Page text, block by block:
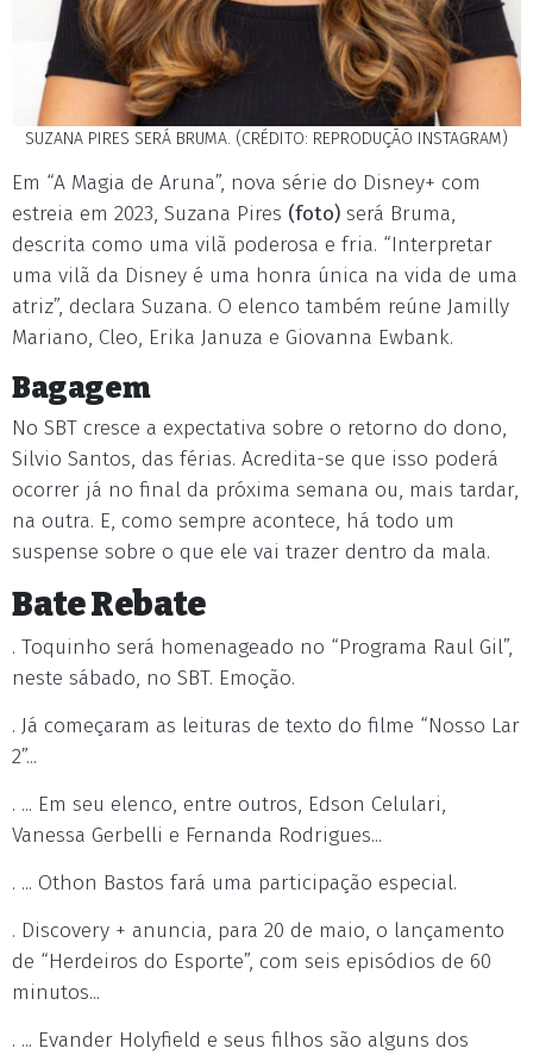
SUZANA PIRES SERÁ BRUMA. (CRÉDITO: REPRODUÇÃO INSTAGRAM)
Em “A Magia de Aruna”, nova série do Disney+ com
estreia em 2023, Suzana Pires (foto) será Bruma,
descrita como uma vilã poderosa e fria. “Interpretar
uma vilã da Disney é uma honra única na vida de uma
atriz”, declara Suzana. O elenco também reúne Jamilly
Mariano, Cleo, Erika Januza e Giovanna Ewbank.
Bagagem
No SBT cresce a expectativa sobre o retorno do dono,
Silvio Santos, das férias. Acredita-se que isso poderá
ocorrer já no final da próxima semana ou, mais tardar,
na outra. E, como sempre acontece, há todo um
suspense sobre o que ele vai trazer dentro da mala.
Bate Rebate
. Toquinho será homenageado no “Programa Raul Gil”,
neste sábado, no SBT. Emoção.
. Já começaram as leituras de texto do filme “Nosso Lar
2”...
. ... Em seu elenco, entre outros, Edson Celulari,
Vanessa Gerbelli e Fernanda Rodrigues...
. ... Othon Bastos fará uma participação especial.
. Discovery + anuncia, para 20 de maio, o lançamento
de “Herdeiros do Esporte”, com seis episódios de 60
minutos...
. ... Evander Holyfield e seus filhos são alguns dos